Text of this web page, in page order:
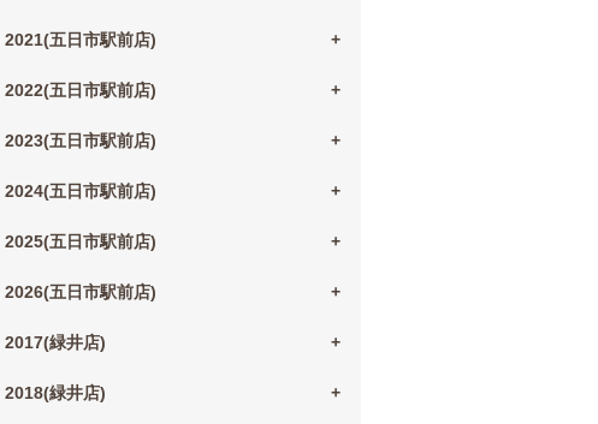
2021(五日市駅前店)
2022(五日市駅前店)
2023(五日市駅前店)
2024(五日市駅前店)
2025(五日市駅前店)
2026(五日市駅前店)
2017(緑井店)
2018(緑井店)